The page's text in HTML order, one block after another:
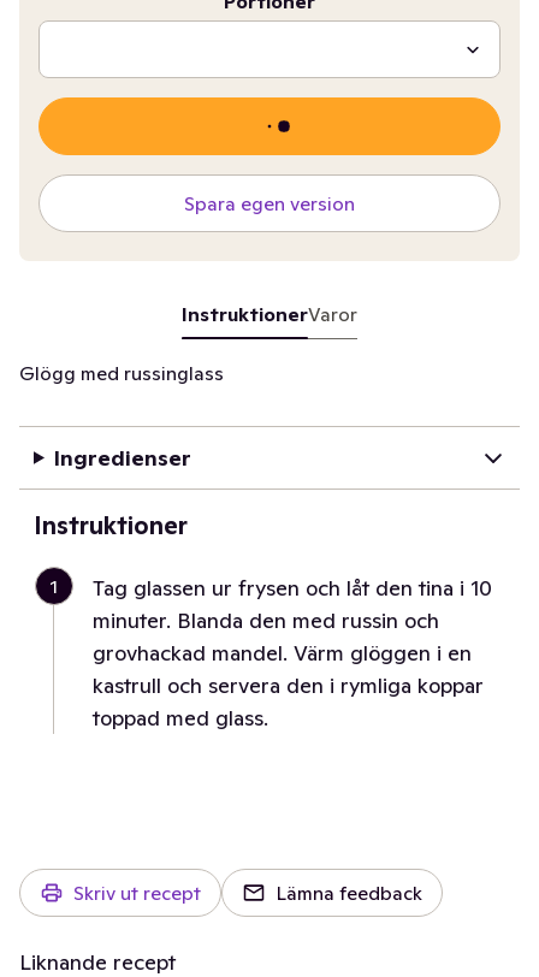
Spara egen version
InstruktionerVaror
Glögg med russinglass
Ingredienser
Instruktioner
1
Tag glassen ur frysen och låt den tina i 10
minuter. Blanda den med russin och
grovhackad mandel. Värm glöggen i en
kastrull och servera den i rymliga koppar
toppad med glass.
Skriv ut recept Lämna feedback
Liknande recept